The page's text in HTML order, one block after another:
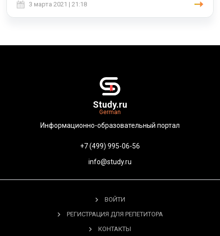
3 марта 2021 | 21:18
Study.ru
German
Информационно-образовательный портал
+7 (499) 995-06-56
info@study.ru
ВОЙТИ
РЕГИСТРАЦИЯ ДЛЯ РЕПЕТИТОРА
КОНТАКТЫ